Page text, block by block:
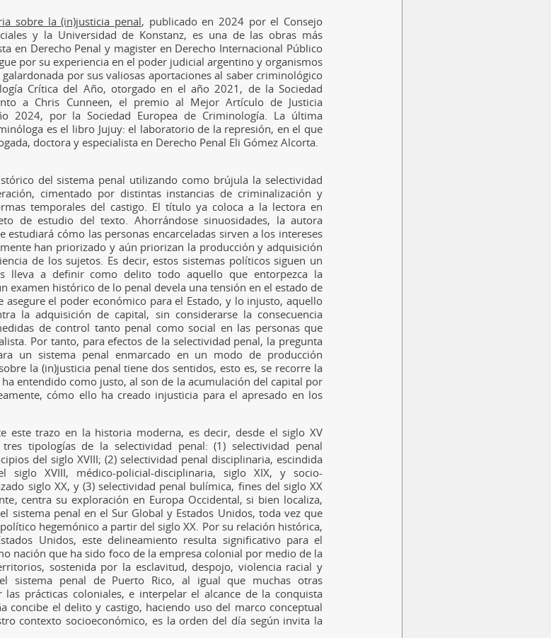
sobre la (in)justicia penal, publicado en 2024 por el Consejo
y la Universidad de Konstanz, es una de las obras más
en Derecho Penal y magister en Derecho Internacional Público
por su experiencia en el poder judicial argentino y organismos
galardonada por sus valiosas aportaciones al saber criminológico
Crítica del Año, otorgado en el año 2021, de la Sociedad
a Chris Cunneen, el premio al Mejor Artículo de Justicia
2024, por la Sociedad Europea de Criminología. La última
es el libro Jujuy: el laboratorio de la represión, en el que
doctora y especialista en Derecho Penal Eli Gómez Alcorta.
del sistema penal utilizando como brújula la selectividad
cimentado por distintas instancias de criminalización y
temporales del castigo. El título ya coloca a la lectora en
de estudio del texto. Ahorrándose sinuosidades, la autora
cómo las personas encarceladas sirven a los intereses
han priorizado y aún priorizan la producción y adquisición
de los sujetos. Es decir, estos sistemas políticos siguen un
lleva a definir como delito todo aquello que entorpezca la
examen histórico de lo penal devela una tensión en el estado de
el poder económico para el Estado, y lo injusto, aquello
la adquisición de capital, sin considerarse la consecuencia
de control tanto penal como social en las personas que
Por tanto, para efectos de la selectividad penal, la pregunta
un sistema penal enmarcado en un modo de producción
la (in)justicia penal tiene dos sentidos, esto es, se recorre la
entendido como justo, al son de la acumulación del capital por
cómo ello ha creado injusticia para el apresado en los
este trazo en la historia moderna, es decir, desde el siglo XV
tipologías de la selectividad penal: (1) selectividad penal
del siglo XVIII; (2) selectividad penal disciplinaria, escindida
siglo XVIII, médico-policial-disciplinaria, siglo XIX, y socio-
siglo XX, y (3) selectividad penal bulímica, fines del siglo XX
centra su exploración en Europa Occidental, si bien localiza,
sistema penal en el Sur Global y Estados Unidos, toda vez que
hegemónico a partir del siglo XX. Por su relación histórica,
Unidos, este delineamiento resulta significativo para el
nación que ha sido foco de la empresa colonial por medio de la
sostenida por la esclavitud, despojo, violencia racial y
sistema penal de Puerto Rico, al igual que muchas otras
prácticas coloniales, e interpelar el alcance de la conquista
concibe el delito y castigo, haciendo uso del marco conceptual
contexto socioeconómico, es la orden del día según invita la